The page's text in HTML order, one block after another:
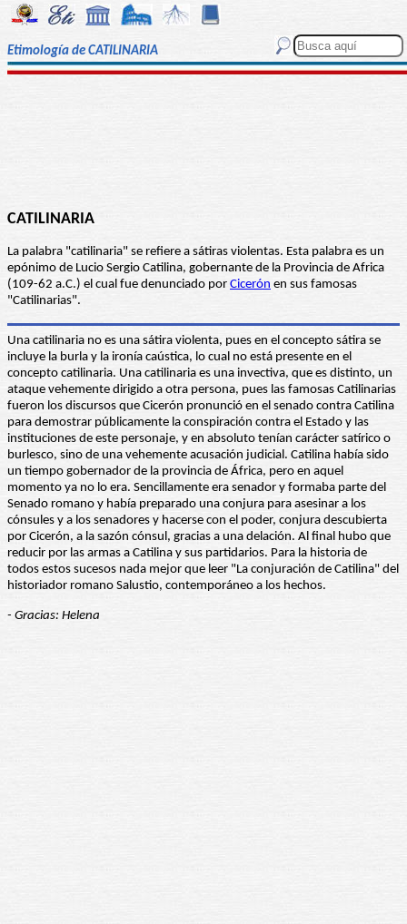
Etimología de CATILINARIA
CATILINARIA
La palabra "catilinaria" se refiere a sátiras violentas. Esta palabra es un
epónimo de Lucio Sergio Catilina, gobernante de la Provincia de Africa
(109-62 a.C.) el cual fue denunciado por Cicerón en sus famosas
"Catilinarias".
Una catilinaria no es una sátira violenta, pues en el concepto sátira se
incluye la burla y la ironía caústica, lo cual no está presente en el
concepto catilinaria. Una catilinaria es una invectiva, que es distinto, un
ataque vehemente dirigido a otra persona, pues las famosas Catilinarias
fueron los discursos que Cicerón pronunció en el senado contra Catilina
para demostrar públicamente la conspiración contra el Estado y las
instituciones de este personaje, y en absoluto tenían carácter satírico o
burlesco, sino de una vehemente acusación judicial. Catilina había sido
un tiempo gobernador de la provincia de África, pero en aquel
momento ya no lo era. Sencillamente era senador y formaba parte del
Senado romano y había preparado una conjura para asesinar a los
cónsules y a los senadores y hacerse con el poder, conjura descubierta
por Cicerón, a la sazón cónsul, gracias a una delación. Al final hubo que
reducir por las armas a Catilina y sus partidarios. Para la historia de
todos estos sucesos nada mejor que leer "La conjuración de Catilina" del
historiador romano Salustio, contemporáneo a los hechos.
- Gracias: Helena